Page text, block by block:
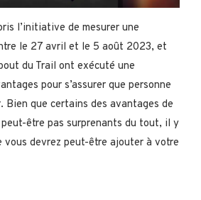
l’initiative de mesurer une
le 27 avril et le 5 août 2023, et
du Trail ont exécuté une
pour s’assurer que personne
Bien que certains des avantages de
être pas surprenants du tout, il y
vous devrez peut-être ajouter à votre